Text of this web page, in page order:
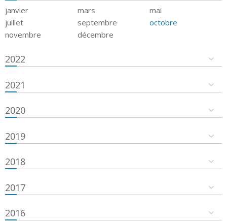
janvier mars
mai
juillet
septembre
octobre
novembre
décembre
2022
2021
2020
2019
2018
2017
2016